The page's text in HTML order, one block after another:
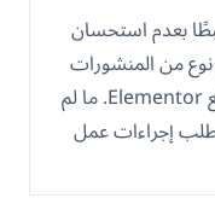
يكون مرتبطًا بعدم استحسان
من المنشورات
في هذا الصدد) باستخدام محرر الموقع Elementor. ما لم
إجراءات عمل